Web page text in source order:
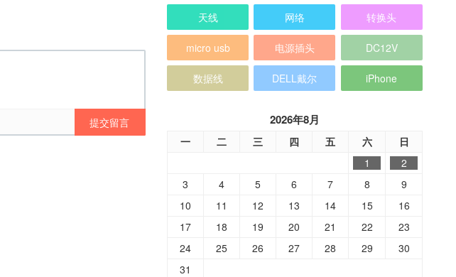
提交留言
天线 网络 转换头
micro usb 电源插头 DC12V
数据线 DELL戴尔 iPhone
2026年8月
一 二 三 四 五 六
日
1
2
3
4 5 6 7 8
9
10
11 12 13 14 15
16
17
18 19 20 21 22
23
24
25 26 27 28 29
30
31